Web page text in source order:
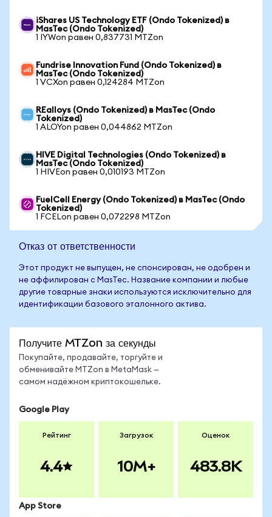
iShares US Technology ETF (Ondo Tokenized) в
MasTec (Ondo Tokenized)
1 IYWon равен 0,837731 MTZon
Fundrise Innovation Fund (Ondo Tokenized) в
MasTec (Ondo Tokenized)
1 VCXon равен 0,124284 MTZon
REalloys (Ondo Tokenized) в MasTec (Ondo
Tokenized)
1 ALOYon равен 0,044862 MTZon
HIVE Digital Technologies (Ondo Tokenized) в
MasTec (Ondo Tokenized)
1 HIVEon равен 0,010193 MTZon
FuelCell Energy (Ondo Tokenized) в MasTec (Ondo
Tokenized)
1 FCELon равен 0,072298 MTZon
Отказ от ответственности
Этот продукт не выпущен, не спонсирован, не одобрен и
не аффилирован с MasTec. Название компании и любые
другие товарные знаки используются исключительно для
идентификации базового эталонного актива.
Получите MTZon за секунды
Покупайте, продавайте, торгуйте и
обменивайте MTZon в MetaMask —
самом надёжном криптокошельке.
Google Play
Рейтинг
4.4
Загрузок
10M+
Оценок
483.8K
App Store